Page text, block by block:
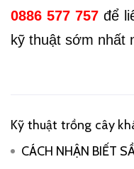
0886 577 757 để
kỹ thuật sớm nhất
Kỹ thuật trồng cây
CÁCH NHẬN BIẾT